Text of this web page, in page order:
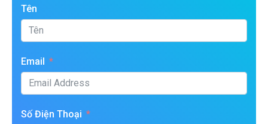
Tên
Email
Số Điện Thoại